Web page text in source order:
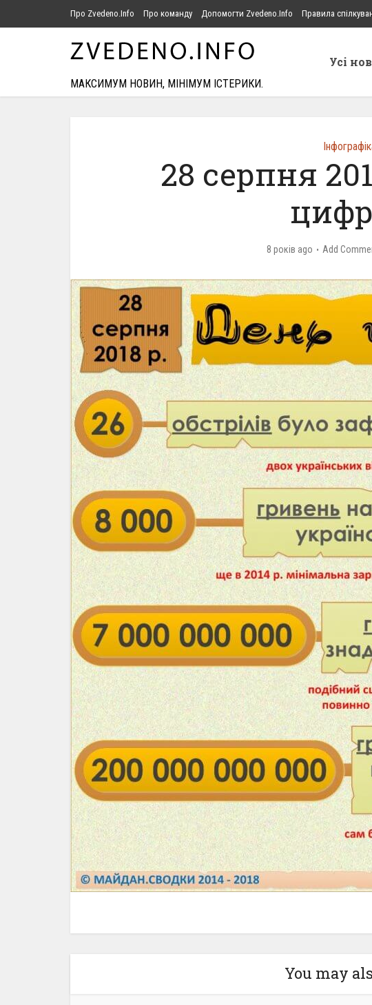
Про Zvedeno.Info Про команду Допомогти Zvedeno.Info Правила
МАКСИМУМ НОВИН, МІНІМУМ ІСТЕРИКИ.
Усі
28 серпня
8 років ago Add
You may